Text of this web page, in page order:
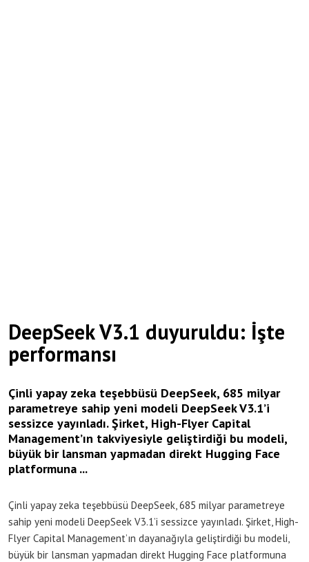
DeepSeek V3.1 duyuruldu: İşte
performansı
Çinli yapay zeka teşebbüsü DeepSeek, 685 milyar
parametreye sahip yeni modeli DeepSeek V3.1’i
sessizce yayınladı. Şirket, High-Flyer Capital
Management’ın takviyesiyle geliştirdiği bu modeli,
büyük bir lansman yapmadan direkt Hugging Face
platformuna ...
Çinli yapay zeka teşebbüsü DeepSeek, 685 milyar parametreye
sahip yeni modeli DeepSeek V3.1’i sessizce yayınladı. Şirket, High-
Flyer Capital Management’ın dayanağıyla geliştirdiği bu modeli,
büyük bir lansman yapmadan direkt Hugging Face platformuna